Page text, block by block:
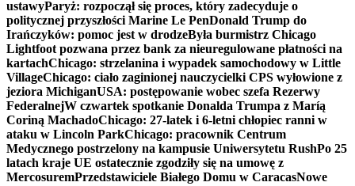
ustawyParyż: rozpoczął się proces, który zadecyduje o
politycznej przyszłości Marine Le PenDonald Trump do
Irańczyków: pomoc jest w drodzeByła burmistrz Chicago
Lightfoot pozwana przez bank za nieuregulowane płatności na
kartachChicago: strzelanina i wypadek samochodowy w Little
VillageChicago: ciało zaginionej nauczycielki CPS wyłowione z
jeziora MichiganUSA: postępowanie wobec szefa Rezerwy
FederalnejW czwartek spotkanie Donalda Trumpa z Maríą
Coriną MachadoChicago: 27-latek i 6-letni chłopiec ranni w
ataku w Lincoln ParkChicago: pracownik Centrum
Medycznego postrzelony na kampusie Uniwersytetu RushPo 25
latach kraje UE ostatecznie zgodziły się na umowę z
MercosuremPrzedstawiciele Białego Domu w CaracasNowe